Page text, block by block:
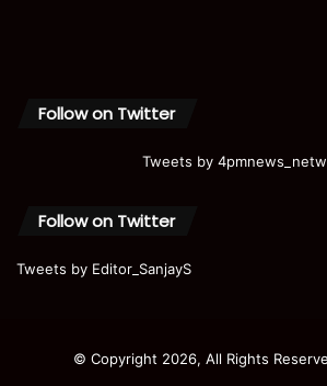
Follow on Twitter
Tweets by
Follow on Twitter
Tweets by Editor_SanjayS
© Copyright 2026, All Rights